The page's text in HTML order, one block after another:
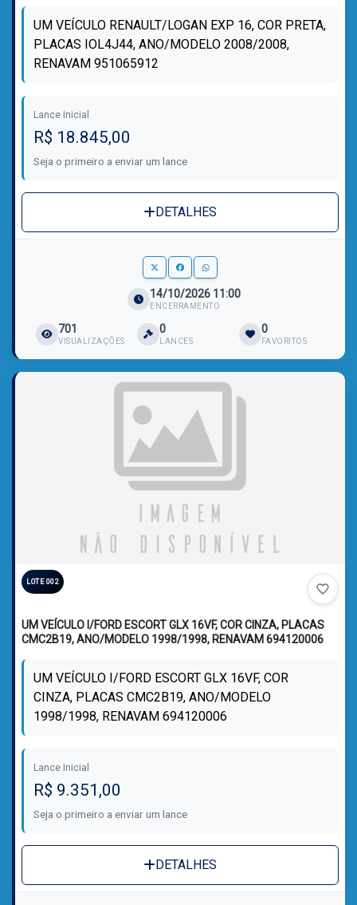
UM VEÍCULO RENAULT/LOGAN EXP 16, COR PRETA,
PLACAS IOL4J44, ANO/MODELO 2008/2008,
RENAVAM 951065912
Lance Inicial
R$ 18.845,00
Seja o primeiro a enviar um lance
DETALHES
14/10/2026 11:00
ENCERRAMENTO
701
VISUALIZAÇÕES
0
LANCES
0
FAVORITOS
LOTE 002 favorite_border
UM VEÍCULO I/FORD ESCORT GLX 16VF, COR CINZA, PLACAS
CMC2B19, ANO/MODELO 1998/1998, RENAVAM 694120006
UM VEÍCULO I/FORD ESCORT GLX 16VF, COR
CINZA, PLACAS CMC2B19, ANO/MODELO
1998/1998, RENAVAM 694120006
Lance Inicial
R$ 9.351,00
Seja o primeiro a enviar um lance
DETALHES